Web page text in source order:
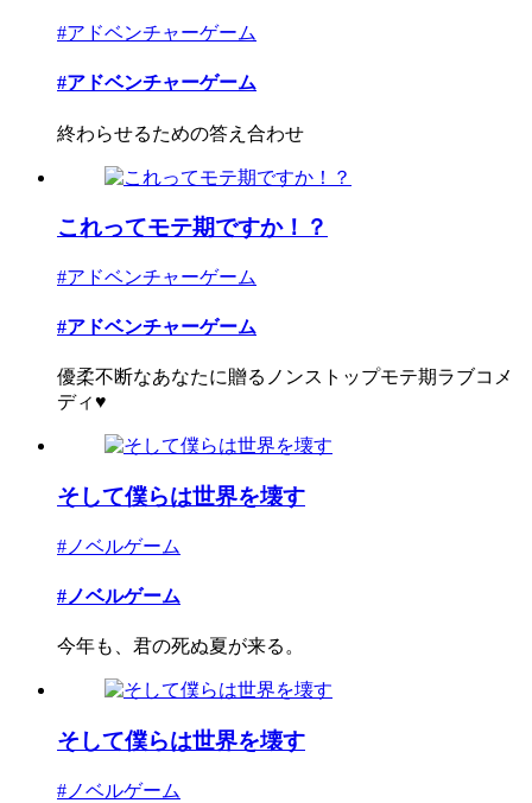
#アドベンチャーゲーム
#アドベンチャーゲーム
終わらせるための答え合わせ
これってモテ期ですか！？
#アドベンチャーゲーム
#アドベンチャーゲーム
優柔不断なあなたに贈るノンストップモテ期ラブコメ
ディ♥
そして僕らは世界を壊す
#ノベルゲーム
#ノベルゲーム
今年も、君の死ぬ夏が来る。
そして僕らは世界を壊す
#ノベルゲーム